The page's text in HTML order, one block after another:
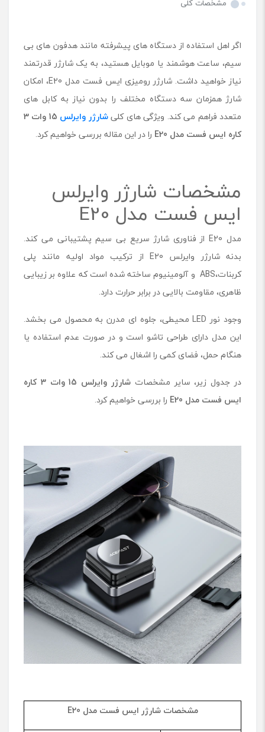
مشخصات کلی
اگر اهل استفاده از دستگاه های پیشرفته مانند هدفون های بی
سیم، ساعت هوشمند یا موبایل هستید، به یک شارژر قدرتمند
نیاز خواهید داشت. شارژر رومیزی ایس فست مدل E20، امکان
شارژ همزمان سه دستگاه مختلف را بدون نیاز به کابل های
متعدد فراهم می کند. ویژگی های کلیشارژر وایرلس
15 وات 3
کاره ایس فست مدل E20 را در این مقاله بررسی خواهیم کرد.
مشخصات شارژر وایرلس
ایس فست مدل E20
مدل E20 از فناوری شارژ سریع بی سیم پشتیبانی می کند.
بدنه شارژر وایرلس E20 از ترکیب مواد اولیه مانند پلی
کربنات،ABS و آلومینیوم ساخته شده است که علاوه بر زیبایی
ظاهری، مقاومت بالایی در برابر حرارت دارد.
وجود نور LED محیطی، جلوه ‌ای مدرن به محصول می بخشد.
این مدل دارای طراحی تاشو است و در صورت عدم استفاده یا
هنگام حمل، فضای کمی را اشغال می کند.
در جدول زیر، سایر مشخصات شارژر وایرلس 15وات3 کاره
ایس فست مدل E20 را بررسی خواهیم کرد.
مشخصات شارژر ایس فست مدل E20